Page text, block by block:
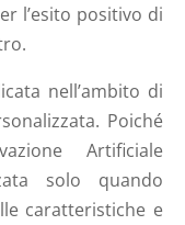
l’esito positivo di
nell’ambito di
Poiché
Artificiale
solo quando
caratteristiche e